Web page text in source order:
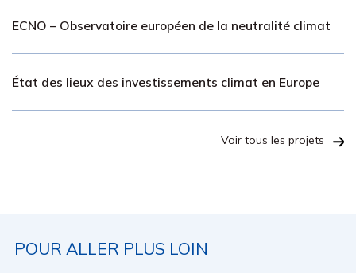
ECNO – Observatoire européen de la neutralité climat
État des lieux des investissements climat en Europe
Voir tous les projets
POUR ALLER PLUS LOIN